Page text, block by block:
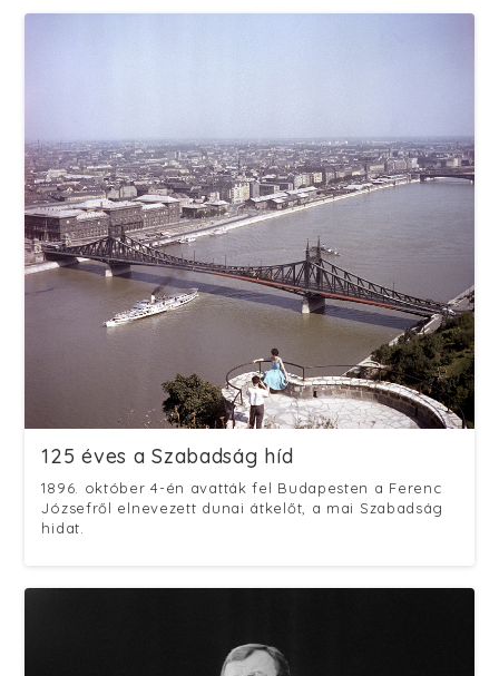
125 éves a Szabadság híd
1896. október 4-én avatták fel Budapesten a Ferenc
Józsefről elnevezett dunai átkelőt, a mai Szabadság
hidat.